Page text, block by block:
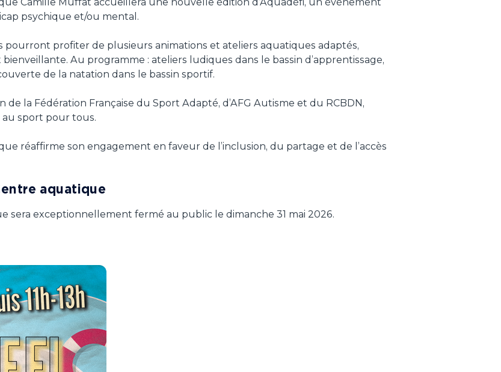
psychique et/ou mental.
pourront profiter de plusieurs animations et ateliers aquatiques adaptés,
Au programme : ateliers ludiques dans le bassin d’apprentissage,
de la natation dans le bassin sportif.
la Fédération Française du Sport Adapté, d’AFG Autisme et du RCBDN,
au sport pour tous.
réaffirme son engagement en faveur de l’inclusion, du partage et de l’accès
aquatique
sera exceptionnellement fermé au public le dimanche 31 mai 2026.